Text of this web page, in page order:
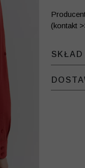
(kontakt
SKŁAD